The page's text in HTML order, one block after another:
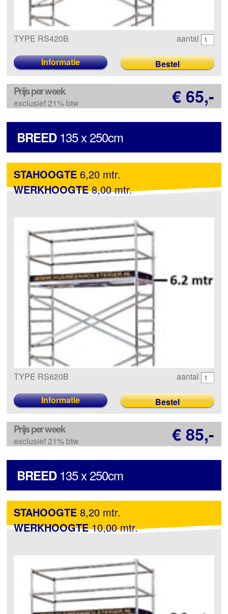
TYPE RS420B aantal
Informatie
Prijs per week
exclusief 21% btw € 65,-
BREED135 x 250cm
STAHOOGTE6,20 mtr.
WERKHOOGTE8,00 mtr.
TYPE RS620B aantal
Informatie
Prijs per week
exclusief 21% btw € 85,-
BREED135 x 250cm
STAHOOGTE8,20 mtr.
WERKHOOGTE10,00 mtr.